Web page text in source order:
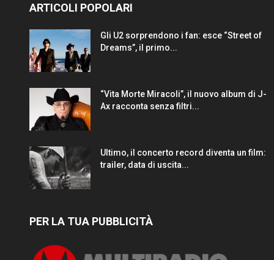
ARTICOLI POPOLARI
Gli U2 sorprendono i fan: esce “Street of
Dreams”, il primo...
“Vita Morte Miracoli”, il nuovo album di J-
Ax racconta senza filtri...
Ultimo, il concerto record diventa un film:
trailer, data di uscita...
PER LA TUA PUBBLICITÀ